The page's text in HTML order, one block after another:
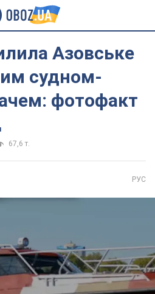
Азовське
судном-
фотофакт
67,6 т.
РУС